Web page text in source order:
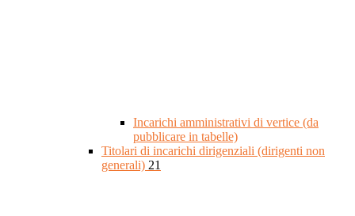
Incarichi amministrativi di vertice (da
pubblicare in tabelle)
Titolari di incarichi dirigenziali (dirigenti non
generali) 21